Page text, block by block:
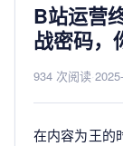
B站运营
战密码，
934 次阅读
在内容为王的